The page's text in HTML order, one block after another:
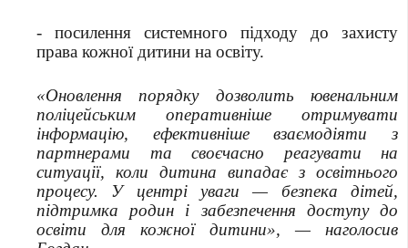
- посилення системного підходу до захисту
права кожної дитини на освіту.
«Оновлення порядку дозволить ювенальним
поліцейським оперативніше отримувати
інформацію, ефективніше взаємодіяти з
партнерами та своєчасно реагувати на
ситуації, коли дитина випадає з освітнього
процесу. У центрі уваги — безпека дітей,
підтримка родин і забезпечення доступу до
освіти для кожної дитини», — наголосив